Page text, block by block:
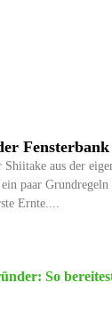
aus der
paar Grundregeln
Ernte.